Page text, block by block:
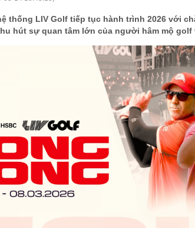
thống LIV Golf tiếp tục hành trình 2026 với
hút sự quan tâm lớn của người hâm mộ golf